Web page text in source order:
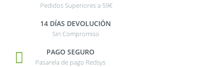
Pedidos Superiores a 59€
14 DÍAS DEVOLUCIÓN
Sin Compromiso
PAGO SEGURO
Pasarela de pago Redsys